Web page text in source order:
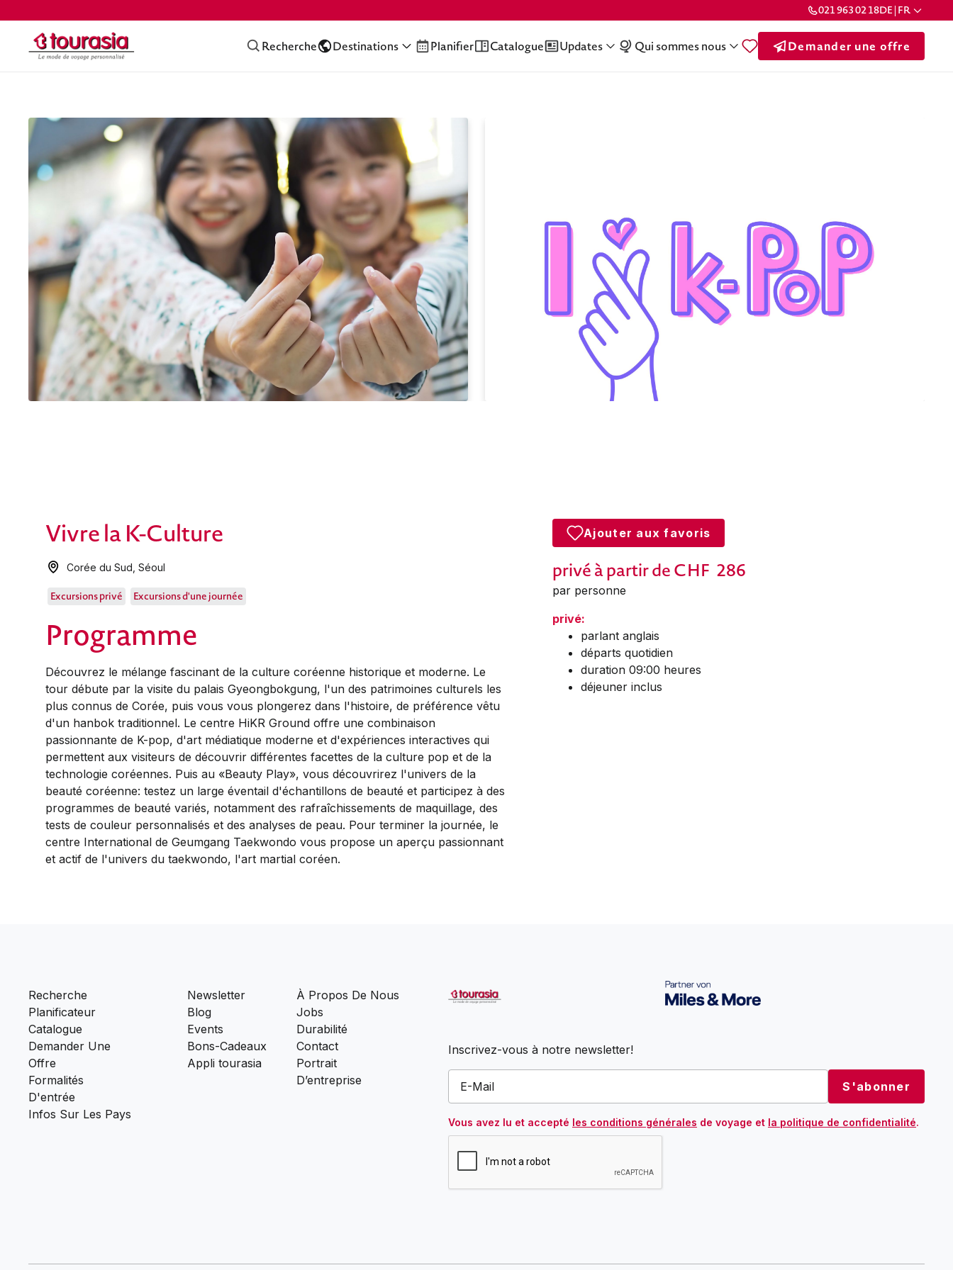
021 963 02 18DE | FR
Recherche Destinations Planifier Catalogue Updates Qui sommes nous Demander une offre
Vivre la K-Culture
Corée du Sud ,Séoul
Excursions privé Excursions d'une journée
Programme
Découvrez le mélange fascinant de la culture coréenne historique et moderne. Le
tour débute par la visite du palais Gyeongbokgung, l'un des patrimoines culturels les
plus connus de Corée, puis vous vous plongerez dans l'histoire, de préférence vêtu
d'un hanbok traditionnel. Le centre HiKR Ground offre une combinaison
passionnante de K-pop, d'art médiatique moderne et d'expériences interactives qui
permettent aux visiteurs de découvrir différentes facettes de la culture pop et de la
technologie coréennes. Puis au «Beauty Play», vous découvrirez l'univers de la
beauté coréenne: testez un large éventail d'échantillons de beauté et participez à des
programmes de beauté variés, notamment des rafraîchissements de maquillage, des
tests de couleur personnalisés et des analyses de peau. Pour terminer la journée, le
centre International de Geumgang Taekwondo vous propose un aperçu passionnant
et actif de l'univers du taekwondo, l'art martial coréen.
Ajouter aux favoris
privéà partir de CHF 286
par personne
privé:
parlant anglais
départs quotidien
duration 09:00 heures
déjeuner inclus
Recherche
Planificateur
Catalogue
Demander Une
Offre
Formalités
D'entrée
Infos Sur Les Pays
Newsletter
Blog
Events
Bons-Cadeaux
Appli tourasia
À Propos De Nous
Jobs
Durabilité
Contact
Portrait
D’entreprise
Inscrivez-vous à notre newsletter!
Vous avez lu et accepté les conditions générales de voyage et la politique de confidentialité.